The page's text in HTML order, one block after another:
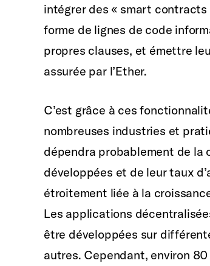
intégrer des « smart
forme de lignes de code
propres clauses, et émettre
assurée par l’Ether.
C’est grâce à ces
nombreuses industries et
dépendra probablement de la
développées et de leur taux
étroitement liée à la
Les applications
être développées sur
autres. Cependant, environ